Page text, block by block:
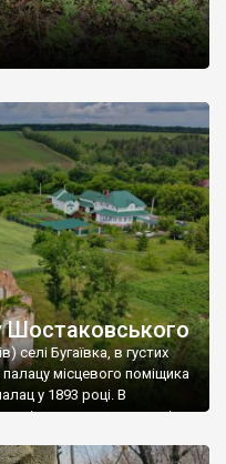
Шостаковського
селі Бугаївка, в густих
місцевого поміщика
у 1893 році. В
містилася школа, потім
лікарню. Коли із